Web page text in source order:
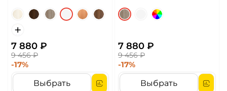
7 880 ₽
9 456 ₽
-17%
Выбрать
7 880 ₽
9 456 ₽
-17%
Выбрать